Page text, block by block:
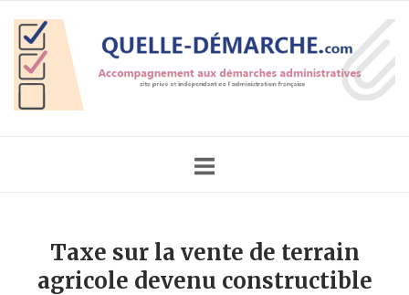
content
Home
Taxe sur la vente de terrain
agricole devenu constructible